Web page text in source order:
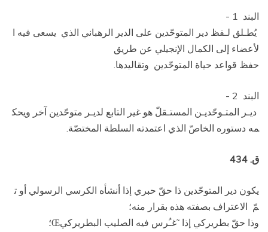
البند 1 ­
يُطـلق لـفظ دير المتوحّدين على الدير الرهباني الذي يسعى فيه ا
لأعضاء إلى الكمال الإنجيلي عن طريق
حفظ قواعد حياة المتوحّدين وتقاليدها.
البند 2 ­
ديـر المتـوحّديـن المستـقلّ هو غير التابع لديـر متوحّدين آخر ويحك
مه دستوره الخاصّ الذي اعتمدته السلطة المختصّة.
ق. 434
يكون دير المتوحّدين ذا حقّ حبري إذا أنشأه الكرسي الرسولي أو ت
مّ الاعتراف بصفته هذه بقرار منه؛
وذا حقّ بطريركي إذا ˜غـُرس فيه الصليب البطريركيŒ؛